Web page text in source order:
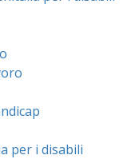
per i disabili